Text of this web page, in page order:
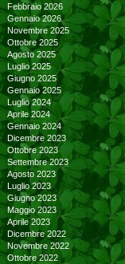
Febbraio 2026
Gennaio 2026
Novembre 2025
Ottobre 2025
Agosto 2025
Luglio 2025
Giugno 2025
Gennaio 2025
Luglio 2024
Aprile 2024
Gennaio 2024
Dicembre 2023
Ottobre 2023
Settembre 2023
Agosto 2023
Luglio 2023
Giugno 2023
Maggio 2023
Aprile 2023
Dicembre 2022
Novembre 2022
Ottobre 2022